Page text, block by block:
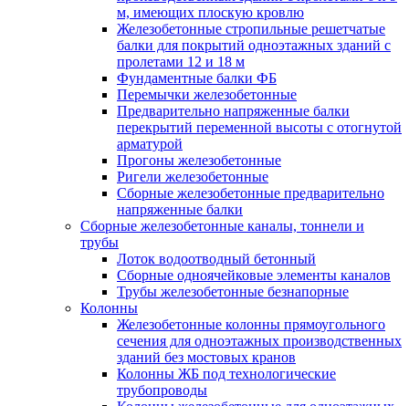
м, имеющих плоскую кровлю
Железобетонные стропильные решетчатые
балки для покрытий одноэтажных зданий с
пролетами 12 и 18 м
Фундаментные балки ФБ
Перемычки железобетонные
Предварительно напряженные балки
перекрытий переменной высоты с отогнутой
арматурой
Прогоны железобетонные
Ригели железобетонные
Сборные железобетонные предварительно
напряженные балки
Сборные железобетонные каналы, тоннели и
трубы
Лоток водоотводный бетонный
Сборные одноячейковые элементы каналов
Трубы железобетонные безнапорные
Колонны
Железобетонные колонны прямоугольного
сечения для одноэтажных производственных
зданий без мостовых кранов
Колонны ЖБ под технологические
трубопроводы